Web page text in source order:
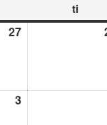
titiistai
27
3